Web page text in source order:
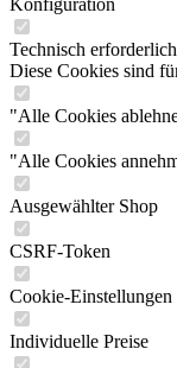
Konfiguration
Technisch erforderlich
Diese Cookies sind
"Alle Cookies
"Alle Cookies
Ausgewählter Shop
CSRF-Token
Cookie-Einstellungen
Individuelle Preise